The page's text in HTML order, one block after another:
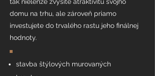
domu na trhu, ale zároveň priamo
investujete do trvalého rastu jeho finálnej
hodnoty.
stavba štýlových murovaných